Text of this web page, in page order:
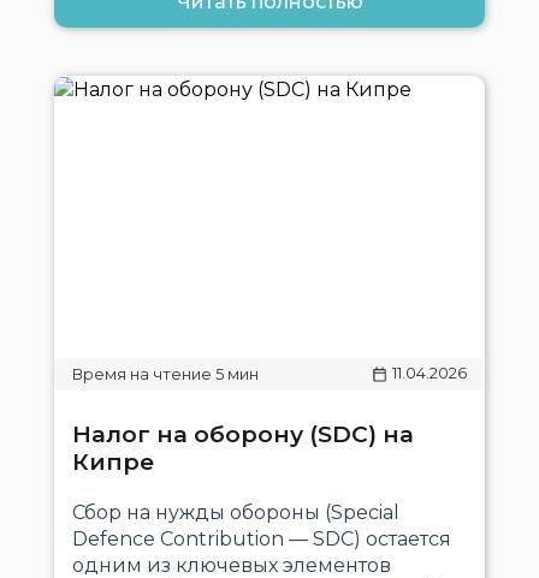
11.04.2026
Налог на оборону (SDC) на
Кипре
Сбор на нужды обороны (Special
Defence Contribution — SDC) остается
одним из ключевых элементов